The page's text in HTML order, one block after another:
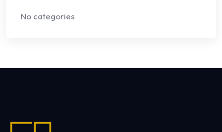
No categories